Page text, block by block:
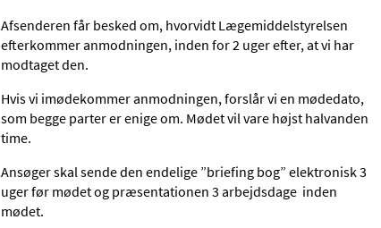
Afsenderen får besked om, hvorvidt Lægemiddelstyrelsen
efterkommer anmodningen, inden for 2 uger efter, at vi har
modtaget den.
Hvis vi imødekommer anmodningen, forslår vi en mødedato,
som begge parter er enige om. Mødet vil vare højst halvanden
time.
Ansøger skal sende den endelige ”briefing bog” elektronisk 3
uger før mødet og præsentationen 3 arbejdsdage inden
mødet.